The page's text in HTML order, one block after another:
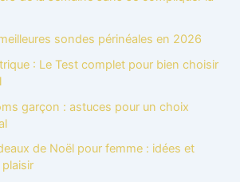
sondes périnéales en 2026
: Le Test complet pour bien choisir
garçon : astuces pour un choix
de Noël pour femme : idées et